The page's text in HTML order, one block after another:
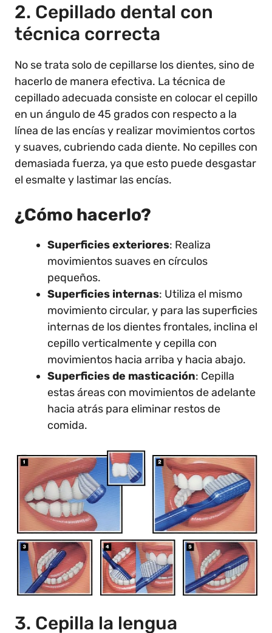
2. Cepillado dental con
técnica correcta
No se trata solo de cepillarse los dientes, sino de
hacerlo de manera efectiva. La técnica de
cepillado adecuada consiste en colocar el cepillo
en un ángulo de 45 grados con respecto a la
línea de las encías y realizar movimientos cortos
y suaves, cubriendo cada diente. No cepilles con
demasiada fuerza, ya que esto puede desgastar
el esmalte y lastimar las encías.
¿Cómo hacerlo?
Superficies exteriores: Realiza
movimientos suaves en círculos
pequeños.
Superficies internas: Utiliza el mismo
movimiento circular, y para las superficies
internas de los dientes frontales, inclina el
cepillo verticalmente y cepilla con
movimientos hacia arriba y hacia abajo.
Superficies de masticación: Cepilla
estas áreas con movimientos de adelante
hacia atrás para eliminar restos de
comida.
3. Cepilla la lengua